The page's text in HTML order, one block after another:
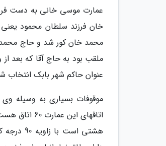
عمارت موسی خانی به دست
خان فرزند سلطان محمود
محمد خان کور شد و حاج محمد
ملقب بود به حاج آقا که بعد
عنوان حاکم شهر بابک انتخاب شد و حدود 30 سال بر
موقوفات بسیاری به وسیله
اتاقهای
هشتی